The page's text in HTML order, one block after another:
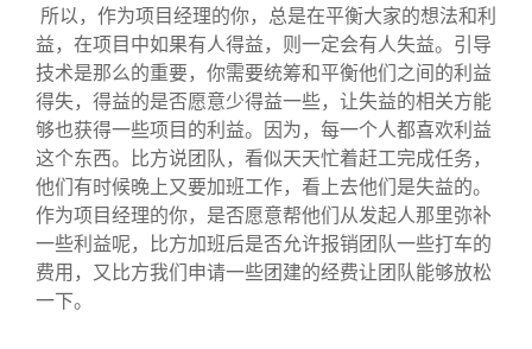
所以，作为项目经理的你，总是在平衡大家的想法和利
益，在项目中如果有人得益，则一定会有人失益。引导
技术是那么的重要，你需要统筹和平衡他们之间的利益
得失，得益的是否愿意少得益一些，让失益的相关方能
够也获得一些项目的利益。因为，每一个人都喜欢利益
这个东西。比方说团队，看似天天忙着赶工完成任务，
他们有时候晚上又要加班工作，看上去他们是失益的。
作为项目经理的你，是否愿意帮他们从发起人那里弥补
一些利益呢，比方加班后是否允许报销团队一些打车的
费用，又比方我们申请一些团建的经费让团队能够放松
一下。